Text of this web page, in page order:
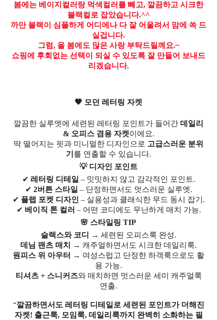
봄에는 베이지컬러랑 먹색컬러를 빼고, 깔끔하고 시크한
블랙컬로 잡았습니다.^^
까만 블랙이 심플하게 어디에나 다 잘 어울려서 맘에 쏙 드
실겁니다.
그럼, 올 봄에도 많은 사랑 부탁드릴께요.~
쇼핑에 후회없는 선택이 되실 수 있도록 잘 만들어 보내드
리겠습니다.
🖤 모던 레터링 자켓
깔끔한 실루엣에 세련된 레터링 포인트가 들어간 데일리
& 오피스 겸용 자켓이에요.
딱 떨어지는 핏과 미니멀한 디자인으로 고급스러운 분위
기 를 연출할 수 있습니다.
💡 디자인 포인트
✔ 레터링 디테일 – 밋밋하지 않고 감각적인 포인트.
✔ 2버튼 스타일 – 단정하면서도 멋스러운 실루엣.
✔ 플랩 포켓 디자인 – 실용성과 클래식한 무드 동시 잡기.
✔ 베이직 톤 컬러 – 어떤 코디에도 무난하게 매치 가능.
🌸 스타일링 TIP
슬랙스와 코디
→ 세련된 오피스룩 완성.
데님 팬츠 매치
→ 캐주얼하면서도 시크한 데일리룩.
원피스 위 아우터 → 여성스럽고 단정한 하객룩으로도 활
용 가능.
티셔츠 + 스니커즈와 매치하면 멋스러운 세미 캐주얼룩
연출.
“깔끔하면서도 레터링 디테일로 세련된 포인트가 더해진
자켓! 출근룩, 모임룩, 데일리룩까지 완벽히 소화하는 필